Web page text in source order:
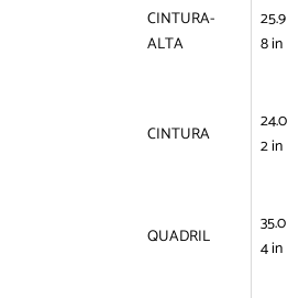
CINTURA-
ALTA
25.9
8 in
CINTURA
24.0
2 in
QUADRIL
35.0
4 in